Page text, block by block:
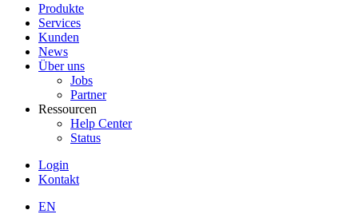
Produkte
Services
Kunden
News
Über uns
Jobs
Partner
Ressourcen
Help Center
Status
Login
Kontakt
EN